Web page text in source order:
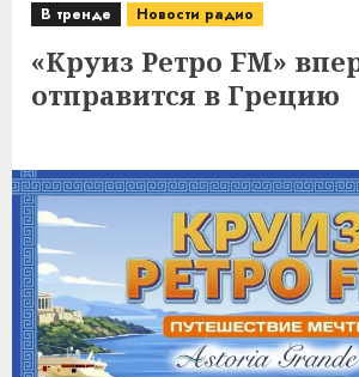
В тренде Новости радио
«Круиз Ретро FM»
отправится в Грецию